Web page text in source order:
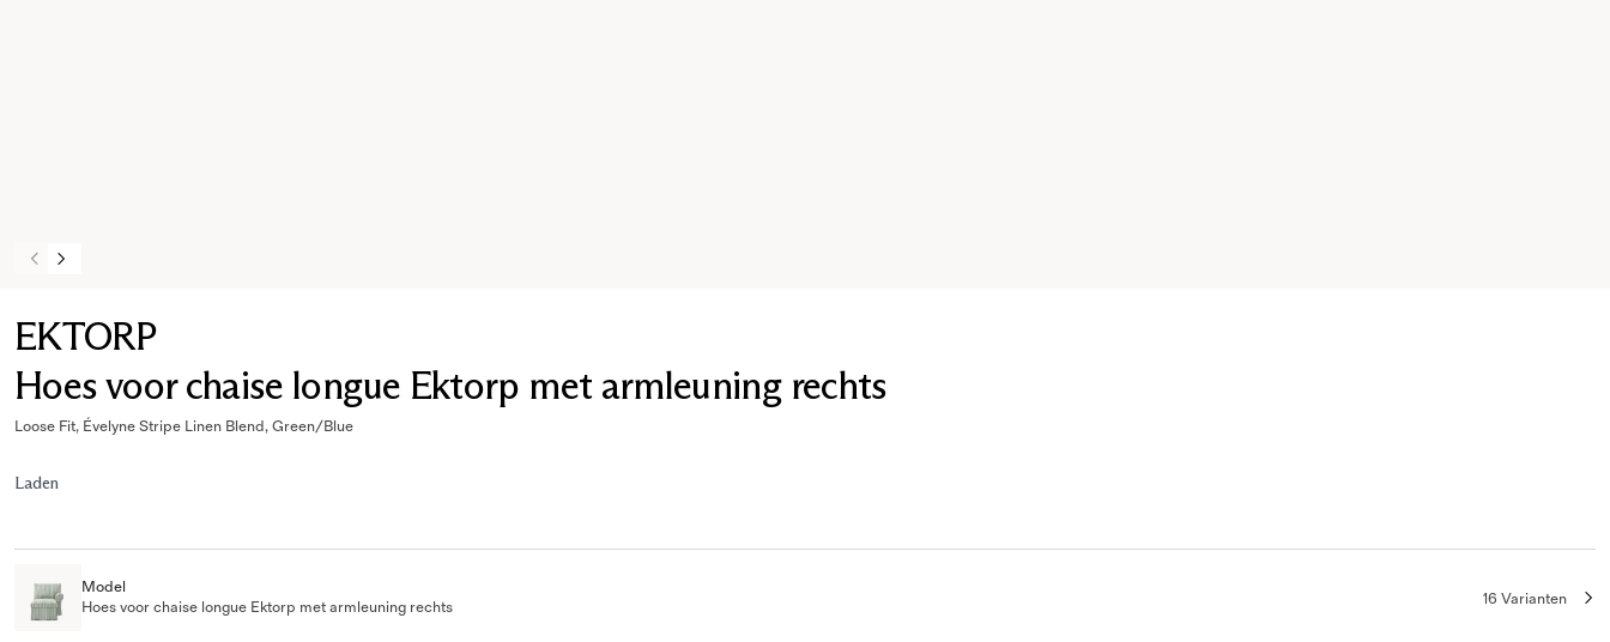
EKTORP
Hoes voor chaise longue Ektorp met armleuning rechts
Loose Fit, Évelyne Stripe Linen Blend, Green/Blue
Laden
Model
Hoes voor chaise longue Ektorp met armleuning rechts
16 Varianten